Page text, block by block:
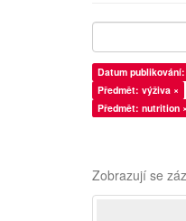
Datum publikování:
Předmět: výživa ×
Předmět: nutrition ×
Zobrazují se